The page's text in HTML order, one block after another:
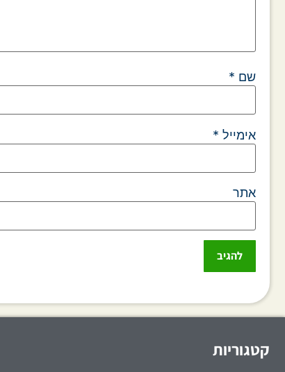
שם *
אימייל *
אתר
קטגוריות